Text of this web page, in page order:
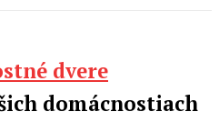
dvere
domácnostiach